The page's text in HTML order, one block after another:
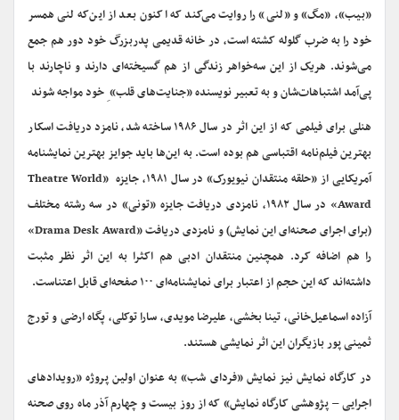
«بیب»، «مگ» و «لنی» را روایت می‌کند که اکنون بعد از این‌که لنی همسر
خود را به ضرب گلوله کشته است، در خانه قدیمی پدربزرگ خود دور هم جمع
می‌شوند. هریک از این سه‌خواهر زندگی از هم گسیخته‌ای دارند و ناچارند با
پی‌آمد اشتباهات‌شان و به تعبیر نویسنده «جنایت‌های قلب» ِ خود مواجه شوند
هنلی برای فیلمی که از این اثر در سال ۱۹۸۶ ساخته شد، نامزد دریافت اسکار
بهترین فیلم‌نامه اقتباسی هم بوده است. به این‌ها باید جوایز بهترین نمایشنامه
آمریکایی از «حلقه منتقدان نیویورک» در سال ۱۹۸۱، جایزه «Theatre World
Award» در سال ۱۹۸۲، نامزدی دریافت جایزه «تونی» در سه رشته مختلف
(برای اجرای صحنه‌ای این نمایش) و نامزدی دریافت «Drama Desk Award»
را هم اضافه کرد. همچنین منتقدان ادبی هم اکثرا به این اثر نظر مثبت
داشته‌اند که این حجم از اعتبار برای نمایشنامه‌ای ۱۰۰ صفحه‌ای قابل اعتناست.
آزاده اسماعیل‌خانی، تینا بخشی، علیرضا مویدی، سارا توکلی، پگاه ارضی و تورج
ثمینی پور بازیگران این اثر نمایشی هستند.
در کارگاه نمایش نیز نمایش «فردای شب» به عنوان اولین پروژه «رویدادهای
اجرایی – پژوهشی کارگاه نمایش» که از روز بیست و چهارم آذر ماه روی صحنه